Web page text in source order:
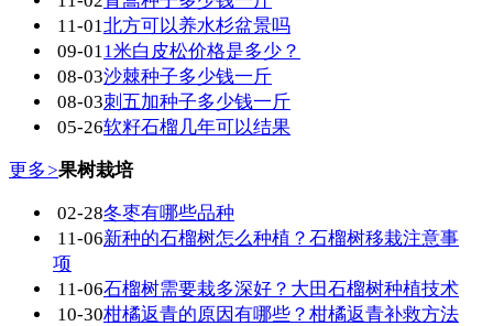
11-01北方可以养水杉盆景吗
09-011米白皮松价格是多少？
08-03沙棘种子多少钱一斤
08-03刺五加种子多少钱一斤
05-26​软籽石榴几年可以结果
更多>果树栽培
02-28冬枣有哪些品种
11-06新种的石榴树怎么种植？石榴树移栽注意事
项
11-06石榴树需要栽多深好？大田石榴树种植技术
10-30柑橘返青的原因有哪些？柑橘返青补救方法